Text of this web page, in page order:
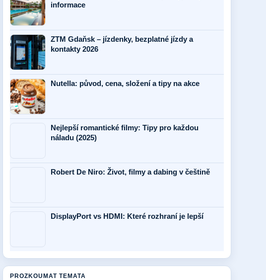
informace
ZTM Gdaňsk – jízdenky, bezplatné jízdy a
kontakty 2026
Nutella: původ, cena, složení a tipy na akce
Nejlepší romantické filmy: Tipy pro každou
náladu (2025)
Robert De Niro: Život, filmy a dabing v češtině
DisplayPort vs HDMI: Které rozhraní je lepší
PROZKOUMAT TEMATA